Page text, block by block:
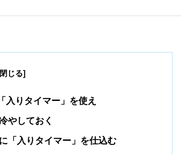
入りタイマー」を使え
やしておく
「入りタイマー」を仕込む